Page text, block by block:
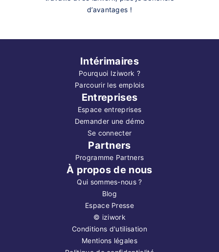
d’avantages !
Intérimaires
Pourquoi Iziwork ?
Parcourir les emplois
Entreprises
Espace entreprises
Demander une démo
Se connecter
Partners
Programme Partners
À propos de nous
Qui sommes-nous ?
Blog
Espace Presse
© iziwork
Conditions d'utilisation
Mentions légales